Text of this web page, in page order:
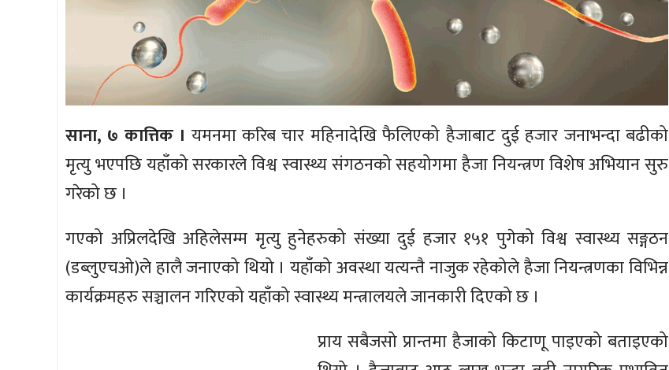
साना, ७ कात्तिक । यमनमा करिब चार महिनादेखि फैलिएको हैजाबाट दुई हजार जनाभन्दा बढीको
मृत्यु भएपछि यहाँको सरकारले विश्व स्वास्थ्य संगठनको सहयोगमा हैजा नियन्त्रण विशेष अभियान सुरु
गरेको छ ।
गएको अप्रिलदेखि अहिलेसम्म मृत्यु हुनेहरुको संख्या दुई हजार १५१ पुगेको विश्व स्वास्थ्य सङ्गठन
(डब्लुएचओ)ले हालै जनाएको थियो । यहाँको अवस्था यत्यन्तै नाजुक रहेकोले हैजा नियन्त्रणका विभिन्न
कार्यक्रमहरु सञ्चालन गरिएको यहाँको स्वास्थ्य मन्त्रालयले जानकारी दिएको छ ।
प्राय सबैजसो प्रान्तमा हैजाको किटाणू पाइएको बताइएको